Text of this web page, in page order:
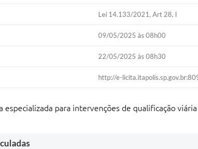
Lei 14.133/2021, Art 28, I
09/05/2025 às 08h00
22/05/2025 às 08h30
http://e-
especializada para intervenções de qualificação